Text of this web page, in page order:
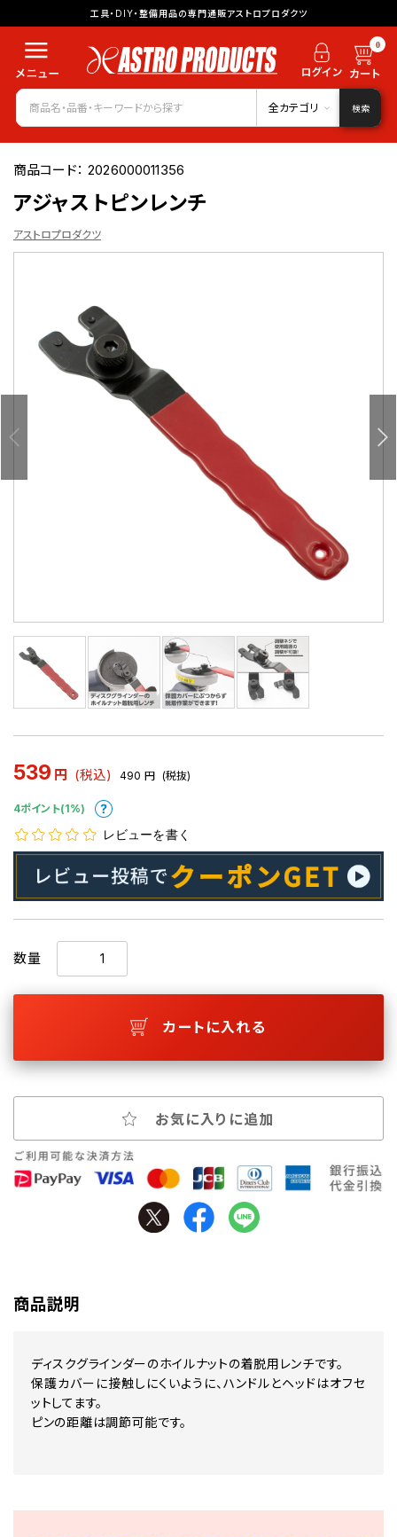
工具・DIY・整備用品の専門通販アストロプロダクツ
0
全カテゴリ 検索
商品コード：2026000011356
アジャストピンレンチ
アストロプロダクツ
539 円 (税込) 490 円 (税抜)
4ポイント(1%)
レビューを書く
数量
カートに入れる
お気に入りに追加
商品説明
ディスクグラインダーのホイルナットの着脱用レンチです。
保護カバーに接触しにくいように、ハンドルとヘッドはオフセ
ットしてます。
ピンの距離は調節可能です。